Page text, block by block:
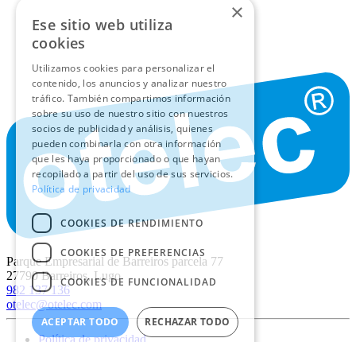
Parque Empresarial de Barreiros parcela 77
27790 Barreiros, Lugo
982 137 136
otelec@otelec.com
×
Ese sitio web utiliza
cookies
Utilizamos cookies para personalizar el
contenido, los anuncios y analizar nuestro
tráfico. También compartimos información
sobre su uso de nuestro sitio con nuestros
socios de publicidad y análisis, quienes
pueden combinarla con otra información
que les haya proporcionado o que hayan
recopilado a partir del uso de sus servicios.
Política de privacidad
COOKIES DE RENDIMIENTO
COOKIES DE PREFERENCIAS
COOKIES DE FUNCIONALIDAD
ACEPTAR TODO RECHAZAR TODO